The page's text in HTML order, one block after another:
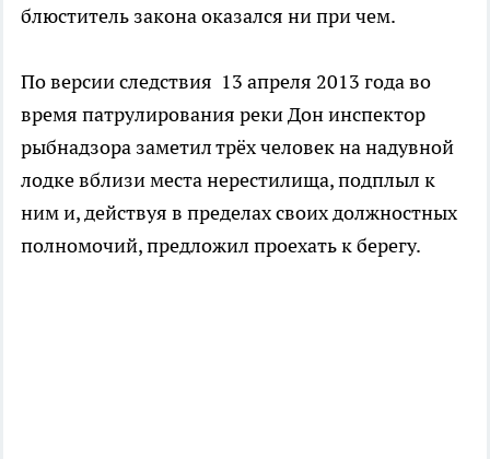
блюститель закона оказался ни при чем.
По версии следствия 13 апреля 2013 года во
время патрулирования реки Дон инспектор
рыбнадзора заметил трёх человек на надувной
лодке вблизи места нерестилища, подплыл к
ним и, действуя в пределах своих должностных
полномочий, предложил проехать к берегу.